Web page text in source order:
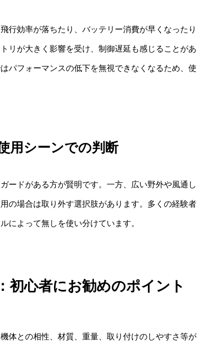
行効率が落ちたり、バッテリー消費が早くなったり
リが大きく影響を受け、制御遅延も感じることがあ
パフォーマンスの低下を無視できなくなるため、使
用シーンでの判断
ードがある方が賢明です。一方、広い野外や風通し
の場合は取り外す選択肢があります。多くの経験者
によって無しを使い分けています。
初心者にお勧めのポイント
体との相性、材質、重量、取り付けのしやすさ等が